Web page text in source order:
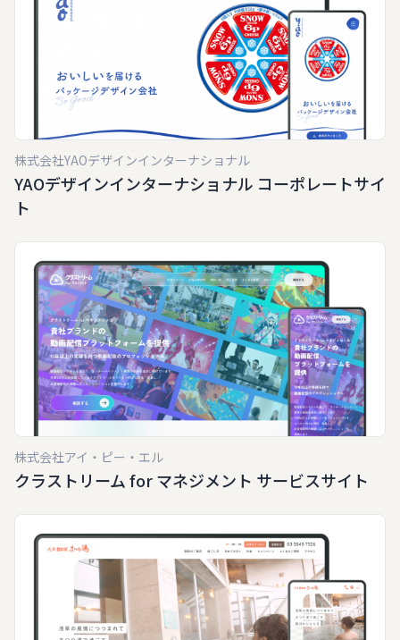
YAOデザインインターナショナル コーポレートサイ
ト
株式会社YAOデザインインターナショナル
クラストリーム for マネジメント サービスサイト
株式会社アイ・ピー・エル